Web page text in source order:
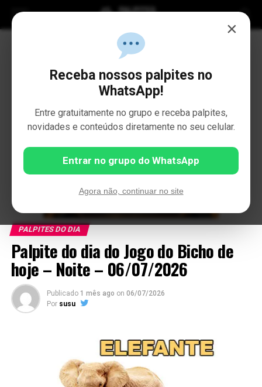
PALPITES DO DIA
Palpite do dia do Jogo do Bicho de
hoje – Noite – 06/07/2026
Publicado 1 mês ago on 06/07/2026
Por susu
×
Receba nossos palpites no
WhatsApp!
Entre gratuitamente no grupo e receba palpites,
novidades e conteúdos diretamente no seu celular.
Entrar no grupo do WhatsApp
Agora não, continuar no site